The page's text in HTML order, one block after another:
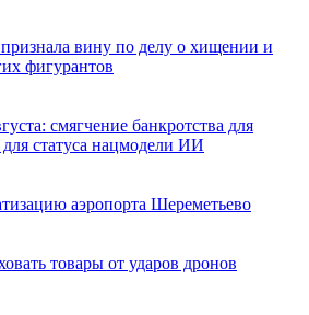
вину по делу о хищении и
фигурантов
смягчение банкротства для
для статуса нацмодели ИИ
аэропорта Шереметьево
товары от ударов дронов